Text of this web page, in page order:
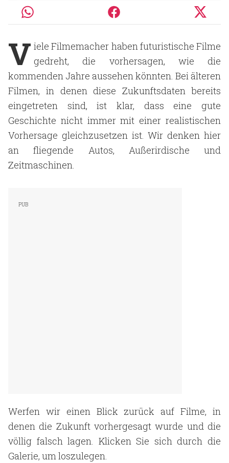
V iele Filmemacher haben futuristische Filme
gedreht, die vorhersagen, wie die
kommenden Jahre aussehen könnten. Bei älteren
Filmen, in denen diese Zukunftsdaten bereits
eingetreten sind, ist klar, dass eine gute
Geschichte nicht immer mit einer realistischen
Vorhersage gleichzusetzen ist. Wir denken hier
an fliegende Autos, Außerirdische und
Zeitmaschinen.
Werfen wir einen Blick zurück auf Filme, in
denen die Zukunft vorhergesagt wurde und die
völlig falsch lagen. Klicken Sie sich durch die
Galerie, um loszulegen.